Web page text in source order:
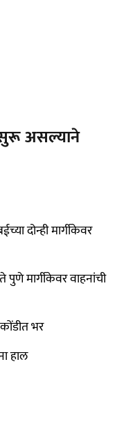
असल्याने
दोन्ही मार्गीकेवर
मार्गीकेवर वाहनांची
भर
हाल